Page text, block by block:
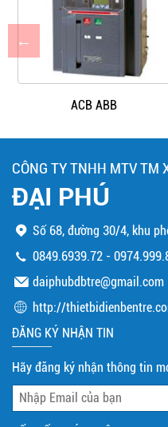
ACB ABB
CÔNG TY TNHH MTV TM
ĐẠI PHÚ
Số 68, đường 30/4, khu
0849.6939.72 -
daiphubdbtre@gmail.com
http://
ĐĂNG KÝ NHẬN TIN
Hãy đăng ký nhận thông tin